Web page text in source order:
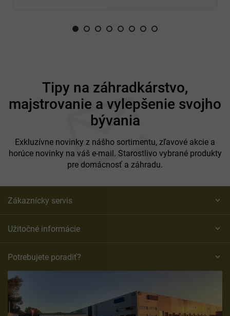
Tipy na záhradkárstvo,
majstrovanie a vylepšenie svojho
bývania
Exkluzívne novinky z nášho sortimentu, zľavové akcie a
horúce novinky na váš e-mail. Starostlivo vybrané produkty
pre domácnosť a záhradu.
Zákaznícky servis
Užitočné informácie
Potrebujete poradiť?